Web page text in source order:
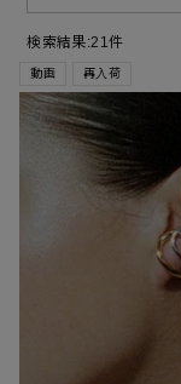
検索結果:21件
動画 再入荷